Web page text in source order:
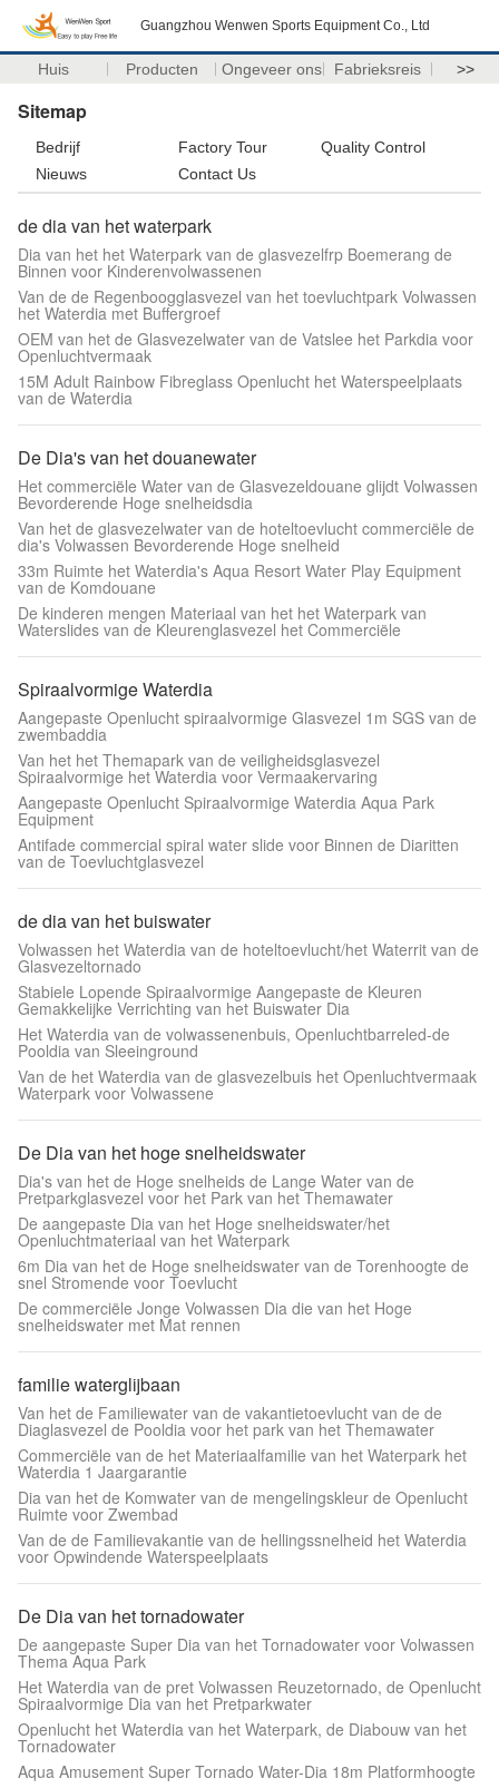
Guangzhou Wenwen Sports Equipment Co., Ltd
Huis Producten Ongeveer ons Fabrieksreis >>
Sitemap
Bedrijf Factory Tour
Quality Control
Nieuws
Contact Us
de dia van het waterpark
Dia van het het Waterpark van de glasvezelfrp Boemerang de
Binnen voor Kinderenvolwassenen
Van de de Regenboogglasvezel van het toevluchtpark Volwassen
het Waterdia met Buffergroef
OEM van het de Glasvezelwater van de Vatslee het Parkdia voor
Openluchtvermaak
15M Adult Rainbow Fibreglass Openlucht het Waterspeelplaats
van de Waterdia
De Dia's van het douanewater
Het commerciële Water van de Glasvezeldouane glijdt Volwassen
Bevorderende Hoge snelheidsdia
Van het de glasvezelwater van de hoteltoevlucht commerciële de
dia's Volwassen Bevorderende Hoge snelheid
33m Ruimte het Waterdia's Aqua Resort Water Play Equipment
van de Komdouane
De kinderen mengen Materiaal van het het Waterpark van
Waterslides van de Kleurenglasvezel het Commerciële
Spiraalvormige Waterdia
Aangepaste Openlucht spiraalvormige Glasvezel 1m SGS van de
zwembaddia
Van het het Themapark van de veiligheidsglasvezel
Spiraalvormige het Waterdia voor Vermaakervaring
Aangepaste Openlucht Spiraalvormige Waterdia Aqua Park
Equipment
Antifade commercial spiral water slide voor Binnen de Diaritten
van de Toevluchtglasvezel
de dia van het buiswater
Volwassen het Waterdia van de hoteltoevlucht/het Waterrit van de
Glasvezeltornado
Stabiele Lopende Spiraalvormige Aangepaste de Kleuren
Gemakkelijke Verrichting van het Buiswater Dia
Het Waterdia van de volwassenenbuis, Openluchtbarreled-de
Pooldia van Sleeinground
Van de het Waterdia van de glasvezelbuis het Openluchtvermaak
Waterpark voor Volwassene
De Dia van het hoge snelheidswater
Dia's van het de Hoge snelheids de Lange Water van de
Pretparkglasvezel voor het Park van het Themawater
De aangepaste Dia van het Hoge snelheidswater/het
Openluchtmateriaal van het Waterpark
6m Dia van het de Hoge snelheidswater van de Torenhoogte de
snel Stromende voor Toevlucht
De commerciële Jonge Volwassen Dia die van het Hoge
snelheidswater met Mat rennen
familie waterglijbaan
Van het de Familiewater van de vakantietoevlucht van de de
Diaglasvezel de Pooldia voor het park van het Themawater
Commerciële van de het Materiaalfamilie van het Waterpark het
Waterdia 1 Jaargarantie
Dia van het de Komwater van de mengelingskleur de Openlucht
Ruimte voor Zwembad
Van de de Familievakantie van de hellingssnelheid het Waterdia
voor Opwindende Waterspeelplaats
De Dia van het tornadowater
De aangepaste Super Dia van het Tornadowater voor Volwassen
Thema Aqua Park
Het Waterdia van de pret Volwassen Reuzetornado, de Openlucht
Spiraalvormige Dia van het Pretparkwater
Openlucht het Waterdia van het Waterpark, de Diabouw van het
Tornadowater
Aqua Amusement Super Tornado Water-Dia 18m Platformhoogte